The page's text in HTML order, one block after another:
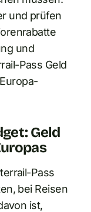
und prüfen
und
Pass Geld
Geld
Pass
bei Reisen
ist,